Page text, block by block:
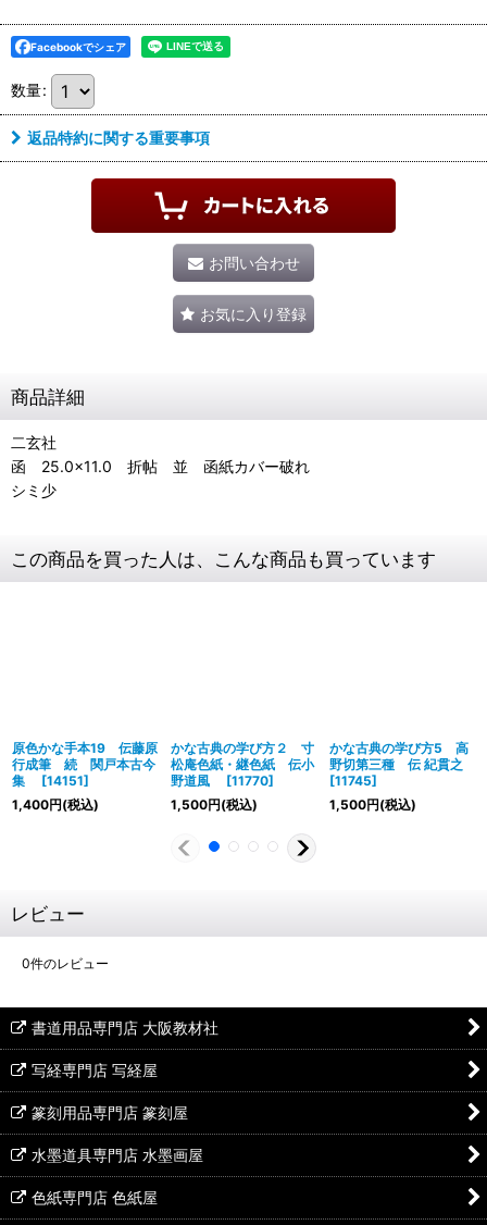
Facebookでシェア
数量:
返品特約に関する重要事項
お問い合わせ
お気に入り登録
商品詳細
二玄社
函 25.0×11.0 折帖 並 函紙カバー破れ
シミ少
この商品を買った人は、こんな商品も買っています
原色かな手本19 伝藤原
行成筆 続 関戸本古今
集
[14151]
1,400円(税込)
かな古典の学び方２ 寸
松庵色紙・継色紙 伝小
野道風
[11770]
1,500円(税込)
かな古典の学び方5 高
野切第三種 伝 紀貫之
[11745]
1,500円(税込)
レビュー
0件のレビュー
書道用品専門店 大阪教材社
写経専門店 写経屋
篆刻用品専門店 篆刻屋
水墨道具専門店 水墨画屋
色紙専門店 色紙屋